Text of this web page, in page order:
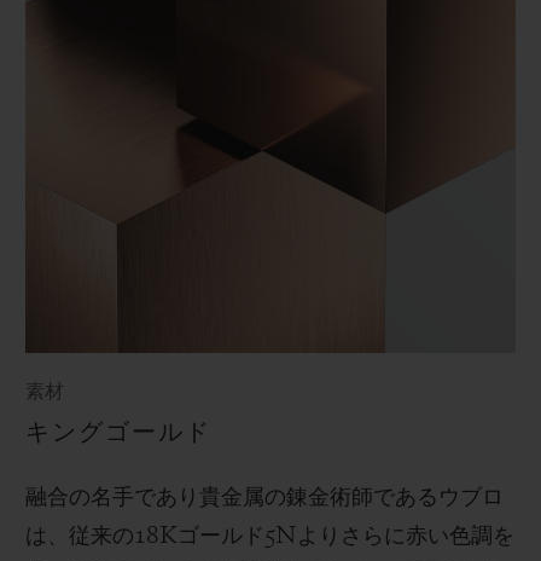
素材
キングゴールド
融合の名手であり貴金属の錬金術師であるウブロ
は、従来の18Kゴールド 5N よりさらに赤い色調を